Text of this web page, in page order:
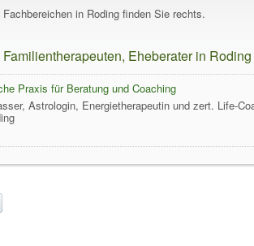
in Roding finden Sie rechts.
Eheberater in Roding
Praxis für Beratung und Coaching
Astrologin, Energietherapeutin und zert. Life-